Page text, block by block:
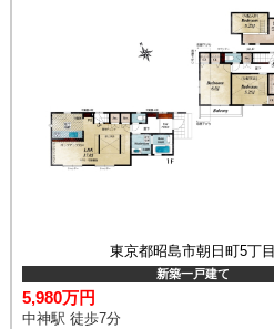
東京都昭島市朝日町5丁目
新築一戸建て
5,980万円
中神駅 徒歩7分